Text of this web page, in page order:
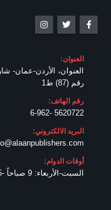
العنوان:
العنوان، الأردن-عمان-
رقم (87) ط1
رقم الهاتف:
5620722 -6-962
البريد الالكتروني:
أوقات الدوام:
السبت-الأربعاء: 9 صباحاً -5 مساءً، الخميس: 9-صباحا-3 مساء.